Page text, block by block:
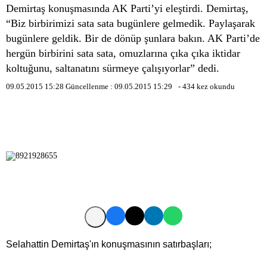
Demirtaş konuşmasında AK Parti’yi eleştirdi. Demirtaş,
“Biz birbirimizi sata sata bugünlere gelmedik. Paylaşarak
bugünlere geldik. Bir de dönüp şunlara bakın. AK Parti’de
hergün birbirini sata sata, omuzlarına çıka çıka iktidar
koltuğunu, saltanatını sürmeye çalışıyorlar” dedi.
09.05.2015 15:28 Güncellenme : 09.05.2015 15:29 - 434 kez okundu
Selahattin Demirtaş'ın konuşmasının satırbaşları;